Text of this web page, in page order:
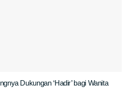
Dukungan ‘Hadir’ bagi Wanita